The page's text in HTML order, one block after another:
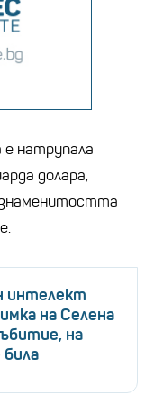
натрупала
долара,
знаменитостта
интелект
на Селена
на